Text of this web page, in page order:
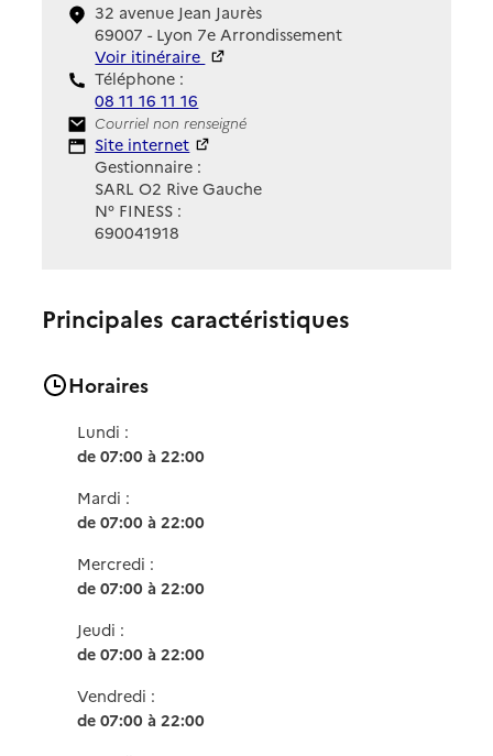
32 avenue Jean Jaurès
69007 - Lyon 7e Arrondissement
Voir itinéraire
Téléphone :
08 11 16 11 16
Contact
Courriel non renseigné
Site Internet
Site internet
Gestionnaire :
SARL O2 Rive Gauche
N° FINESS :
690041918
Principales caractéristiques
Horaires
Lundi :
de 07:00 à 22:00
Mardi :
de 07:00 à 22:00
Mercredi :
de 07:00 à 22:00
Jeudi :
de 07:00 à 22:00
Vendredi :
de 07:00 à 22:00